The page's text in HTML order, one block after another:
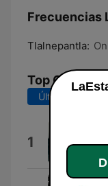
Frecuencias
Tlalnepantla:
Top
Últimos 7 días
1